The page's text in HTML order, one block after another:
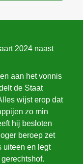
2024 naast
aan het vonnis
de Staat
wijst erop dat
zo min
hij besloten
beroep zet
uiteen en legt